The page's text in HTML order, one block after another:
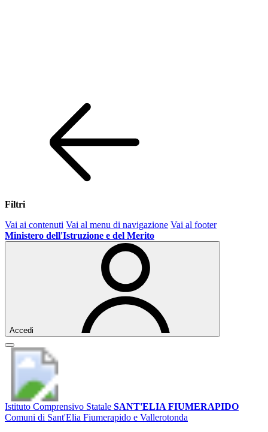
Filtri
Vai ai contenuti Vai al menu di navigazione Vai al footer
Ministero dell'Istruzione e del Merito
Accedi
Istituto Comprensivo Statale SANT'ELIA FIUMERAPIDO
Comuni di Sant'Elia Fiumerapido e Vallerotonda